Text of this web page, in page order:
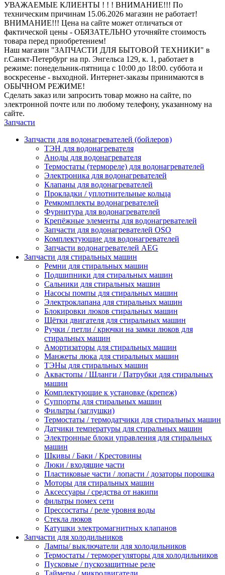
УВАЖАЕМЫЕ КЛИЕНТЫ ! ! ! ВНИМАНИЕ!!! По
техническим причинам 15.06.2026 магазин не работает!
ВНИМАНИЕ!!! Цена на сайте может отличаться от
фактической цены - ОБЯЗАТЕЛЬНО уточняйте стоимость
товара перед приобретением!
Наш магазин "ЗАПЧАСТИ ДЛЯ БЫТОВОЙ ТЕХНИКИ" в
г.Санкт-Петербург на пр. Энгельса 129, к. 1, работает в
режиме: понедельник-пятница с 10:00 до 18:00. суббота и
воскресенье - выходной. Интернет-заказы принимаются в
ОБЫЧНОМ РЕЖИМЕ!
Сделать заказ или запросить товар можно на сайте, по
электронной почте или по любому телефону, указанному на
сайте.
Запчасти
Запчасти для водонагревателей (бойлеров)
ТЭН для водонагревателя
Аноды для водонагревателя
Термостаты (термореле) для водонагревателей
Электроника для водонагревателей
Клапаны для водонагревателей
Прокладки / уплотнительные кольца
Ремкомплекты водонагревателей
Фурнитура для водонагревателей
Крепёжные элементы для водонагревателей
Запчасти для водонагревателей OSO
Комплектующие для водонагревателей
Запчасти водонагревателей AEG
Запчасти для стиральных машин
Ремни для стиральных машин
Подшипники для стиральных машин
Сальники для стиральных машин
Насосы помпы для стиральных машин
Электроклапана для стиральных машин
Блокировки люков стиральных машин
Щётки двигателя для стиральных машин
Ручки / петли / крючки на замки люков для
стиральных машин
Амортизаторы для стиральных машин
Манжеты люка для стиральных машин
ТЭНы для стиральных машин
Аквастопы / Шланги / Патрубки для стиральных
машин
Комплектующие к установке (крепеж)
Суппорты для стиральных машин
Фильтры (заглушки)
Термостаты / термодатчики для стиральных машин
Датчики температуры для стиральных машин
Электронные блоки управления для стиральных
машин
Шкивы / Баки / Крестовины
Люки / входящие части
Пластиковые части / лопасти / дозаторы порошка
Моторы для стиральных машин
Аксессуары / средства от накипи
фильтры помех сети
Прессостаты / реле уровня воды
Стекла люков
Катушки электромагнитных клапанов
Запчасти для холодильников
Лампы/ выключатели для холодильников
Термостаты / терморегуляторы для холодильников
Пусковые / пускозащитные реле